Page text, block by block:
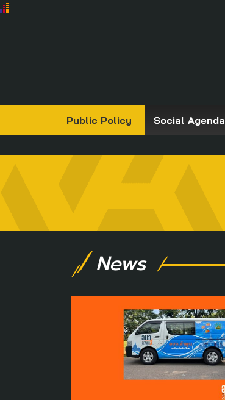
Public Policy Social Agenda
News